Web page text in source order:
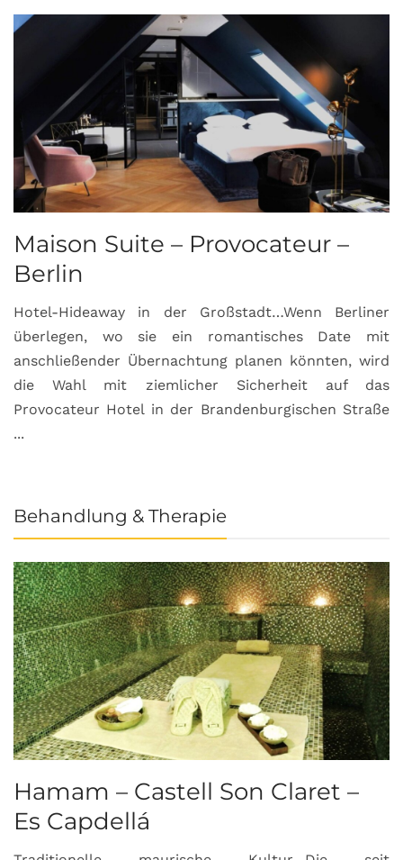
Maison Suite – Provocateur –
Berlin
Hotel-Hideaway in der Großstadt…Wenn Berliner
überlegen, wo sie ein romantisches Date mit
anschließender Übernachtung planen könnten, wird
die Wahl mit ziemlicher Sicherheit auf das
Provocateur Hotel in der Brandenburgischen Straße
...
Behandlung & Therapie
Hamam – Castell Son Claret –
Es Capdellá